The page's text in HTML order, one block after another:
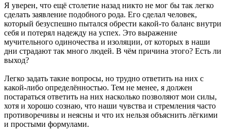
Я уверен, что ещё столетие назад никто не мог бы так легко
сделать заявление подобного рода. Его сделал человек,
который безуспешно пытался обрести какой-то баланс внутри
себя и потерял надежду на успех. Это выражение
мучительного одиночества и изоляции, от которых в наши
дни страдают так много людей. В чём причина этого? Есть ли
выход?
Легко задать такие вопросы, но трудно ответить на них с
какой-либо определённостью. Тем не менее, я должен
постараться ответить на них насколько позволяют мои силы,
хотя и хорошо сознаю, что наши чувства и стремления часто
противоречивы и неясны и что их нельзя объяснить лёгкими
и простыми формулами.